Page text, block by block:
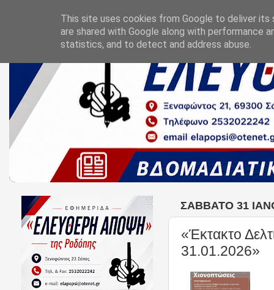
ΣΆΒΒΑΤΟ 31
«Έκτακτο
31.01.2026»
This site uses cookies from Google to deliver its
are shared with Google along with performance
statistics, and to detect and address abuse.